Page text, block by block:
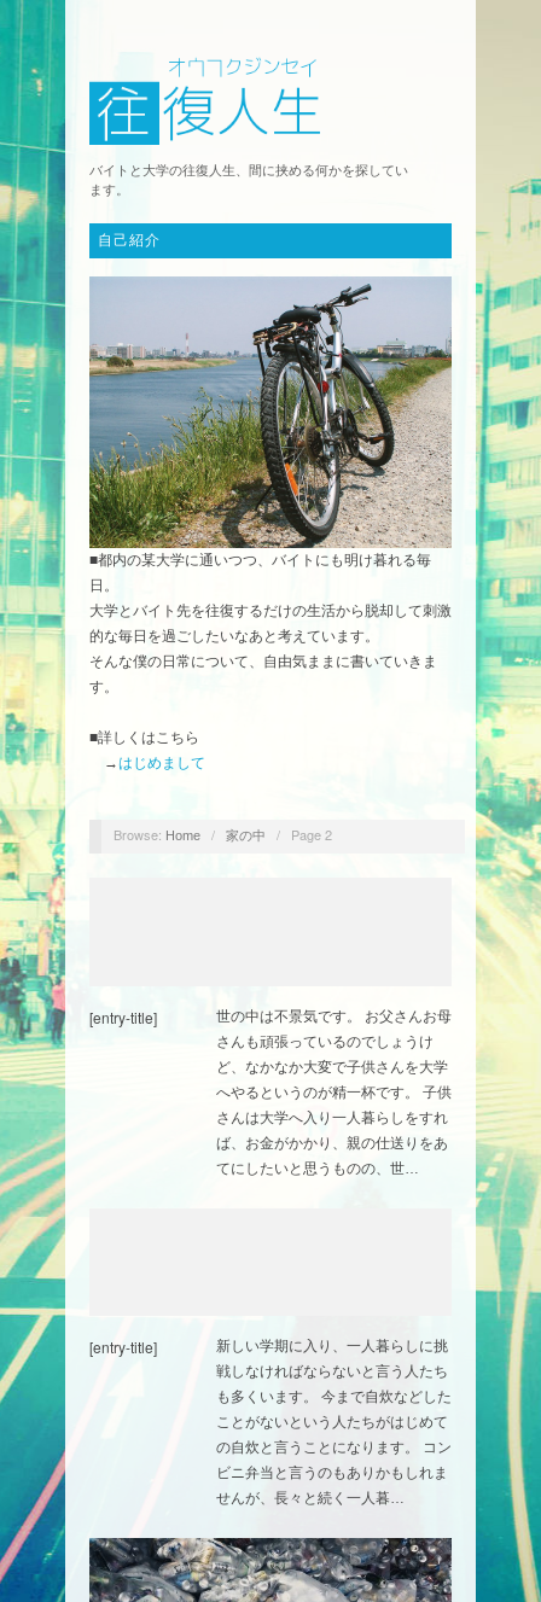
バイトと大学の往復人生、間に挟める何かを探してい
ます。
自己紹介
■都内の某大学に通いつつ、バイトにも明け暮れる毎
日。
大学とバイト先を往復するだけの生活から脱却して刺激
的な毎日を過ごしたいなあと考えています。
そんな僕の日常について、自由気ままに書いていきま
す。
■詳しくはこちら
→はじめまして
Browse: Home / 家の中 / Page 2
[entry-title]
世の中は不景気です。 お父さんお母
さんも頑張っているのでしょうけ
ど、なかなか大変で子供さんを大学
へやるというのが精一杯です。 子供
さんは大学へ入り一人暮らしをすれ
ば、お金がかかり、親の仕送りをあ
てにしたいと思うものの、世…
[entry-title]
新しい学期に入り、一人暮らしに挑
戦しなければならないと言う人たち
も多くいます。 今まで自炊などした
ことがないという人たちがはじめて
の自炊と言うことになります。 コン
ビニ弁当と言うのもありかもしれま
せんが、長々と続く一人暮…